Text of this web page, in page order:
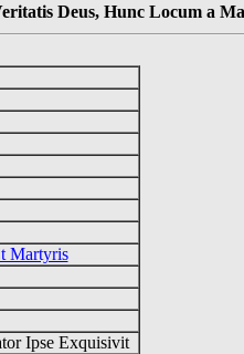
Deus, Hunc Locum a
Martyris
Ipse Exquisivit